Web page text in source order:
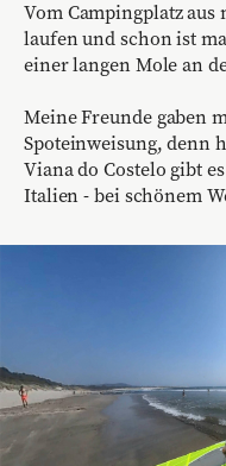
Vom Campingplatz aus
laufen und schon ist
einer langen Mole an
Meine Freunde gaben
Spoteinweisung, denn
Viana do Costelo gibt
Italien - bei schönem